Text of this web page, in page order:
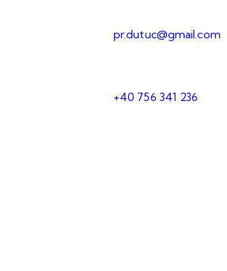
pr.dutuc@gmail.com
+40 756 341 236